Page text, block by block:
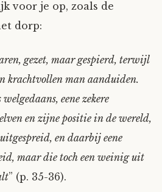
voor je op, zoals de
dorp:
gezet, maar gespierd, terwijl
krachtvollen man aanduiden.
eene zekere
en zijne positie in de wereld,
en daarbij eene
maar die toch een weinig uit
” (p. 35-36).